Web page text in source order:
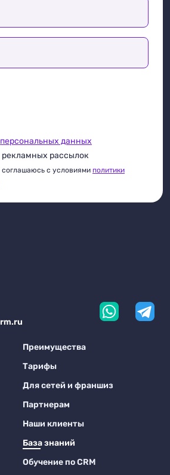
персональных данных
рассылок
с условиями политики
Преимущества
Тарифы
Для сетей и франшиз
Партнерам
Наши клиенты
База знаний
Обучение по CRM